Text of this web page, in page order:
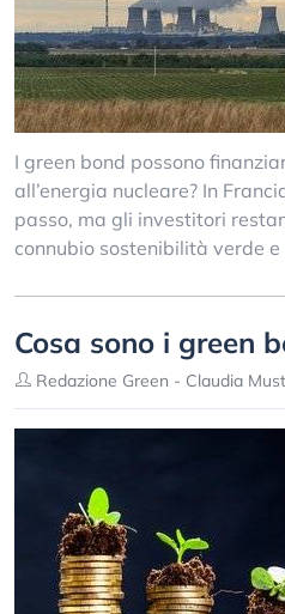
I green bond possono
all’energia nucleare? In
passo, ma gli investitori
connubio sostenibilità verde e
Cosa sono i green
Redazione Green - Claudia